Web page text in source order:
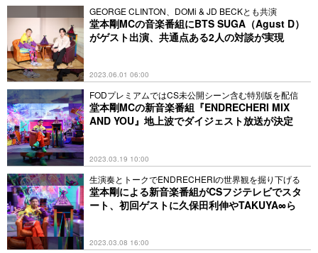
GEORGE CLINTON、DOMi & JD BECKとも共演
堂本剛MCの音楽番組にBTS SUGA（Agust D）
がゲスト出演、共通点ある2人の対談が実現
2023.06.01 06:00
FODプレミアムではCS未公開シーン含む特別版を配信
堂本剛MCの新音楽番組『ENDRECHERI MIX
AND YOU』地上波でダイジェスト放送が決定
2023.03.19 10:00
生演奏とトークでENDRECHERIの世界観を掘り下げる
堂本剛による新音楽番組がCSフジテレビでスタ
ート、初回ゲストに久保田利伸やTAKUYA∞ら
2023.03.08 16:00